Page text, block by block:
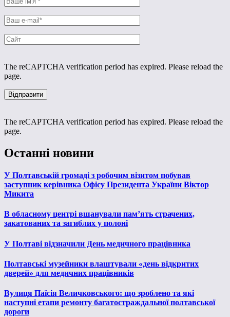
The reCAPTCHA verification period has expired. Please reload the
page.
The reCAPTCHA verification period has expired. Please reload the
page.
Останні новини
У Полтавській громаді з робочим візитом побував
заступник керівника Офісу Президента України Віктор
Микита
В обласному центрі вшанували пам’ять страчених,
закатованих та загиблих у полоні
У Полтаві відзначили День медичного працівника
Полтавські музейники влаштували «день відкритих
дверей» для медичних працівників
Вулиця Паїсія Величковського: що зроблено та які
наступні етапи ремонту багатостраждальної полтавської
дороги